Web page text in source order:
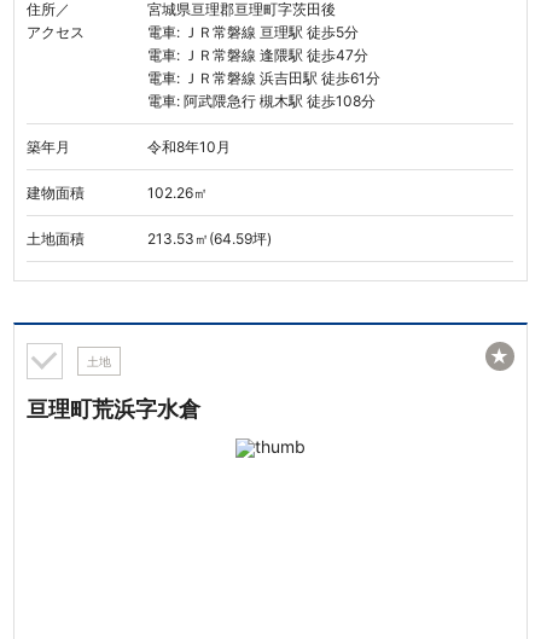
住所／
アクセス
宮城県亘理郡亘理町字茨田後
電車: ＪＲ常磐線 亘理駅 徒歩5分
電車: ＪＲ常磐線 逢隈駅 徒歩47分
電車: ＪＲ常磐線 浜吉田駅 徒歩61分
電車: 阿武隈急行 槻木駅 徒歩108分
築年月 令和8年10月
建物面積 102.26㎡
土地面積 213.53㎡(64.59坪)
土地
亘理町荒浜字水倉
★